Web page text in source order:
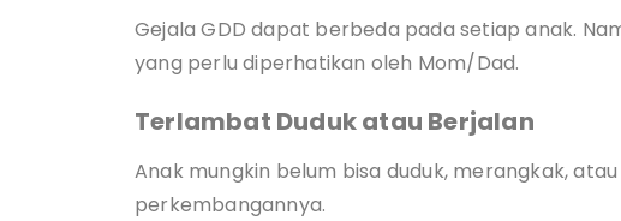
Gejala GDD dapat berbeda pada setiap anak.
yang perlu diperhatikan oleh Mom/Dad.
Terlambat Duduk atau Berjalan
Anak mungkin belum bisa duduk, merangkak,
perkembangannya.